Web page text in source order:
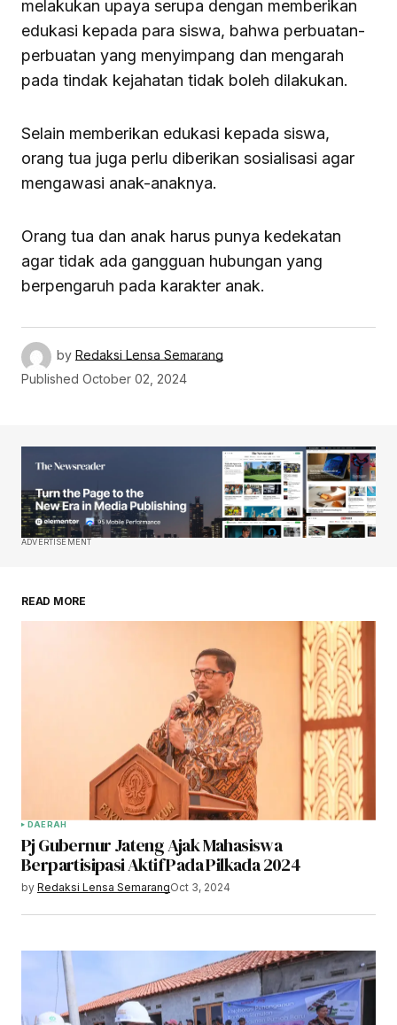
melakukan upaya serupa dengan memberikan
edukasi kepada para siswa, bahwa perbuatan-
perbuatan yang menyimpang dan mengarah
pada tindak kejahatan tidak boleh dilakukan.
Selain memberikan edukasi kepada siswa,
orang tua juga perlu diberikan sosialisasi agar
mengawasi anak-anaknya.
Orang tua dan anak harus punya kedekatan
agar tidak ada gangguan hubungan yang
berpengaruh pada karakter anak.
by Redaksi Lensa Semarang
Published October 02, 2024
ADVERTISEMENT
READ MORE
DAERAH
Pj Gubernur Jateng Ajak Mahasiswa
Berpartisipasi Aktif Pada Pilkada 2024
by Redaksi Lensa SemarangOct 3, 2024